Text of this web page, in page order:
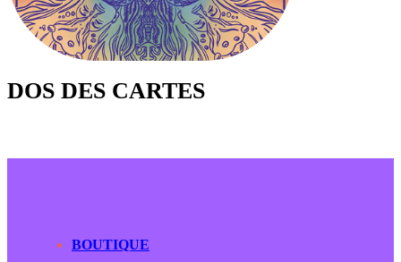
DOS DES CARTES
BOUTIQUE